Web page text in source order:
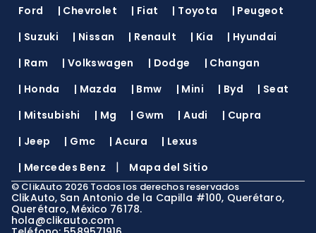
Ford
| Chevrolet | Fiat | Toyota | Peugeot
| Suzuki | Nissan | Renault | Kia | Hyundai
| Ram | Volkswagen | Dodge | Changan
| Honda | Mazda | Bmw | Mini | Byd | Seat
| Mitsubishi | Mg | Gwm |Audi | Cupra
| Jeep | Gmc |Acura | Lexus
| Mercedes Benz | Mapa del Sitio
© ClikAuto 2026 Todos los derechos reservados
ClikAuto, San Antonio de la Capilla #100, Querétaro,
Querétaro, México 76178.
hola@clikauto.com